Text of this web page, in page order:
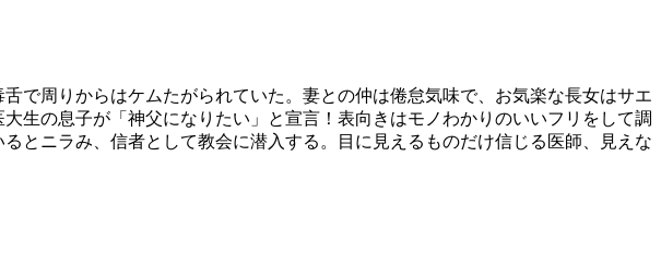
で周りからはケムたがられていた。妻との仲は倦怠気味で、お気楽な長女はサエ
生の息子が「神父になりたい」と宣言！表向きはモノわかりのいいフリをして調
とニラみ、信者として教会に潜入する。目に見えるものだけ信じる医師、見えな